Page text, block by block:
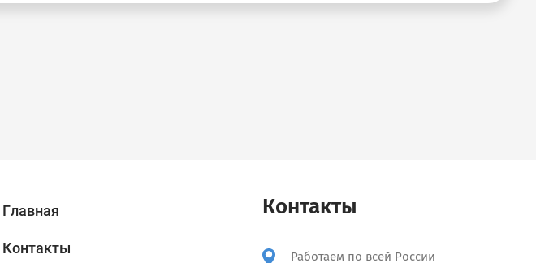
Главная
Контакты
Контакты
Работаем по всей России